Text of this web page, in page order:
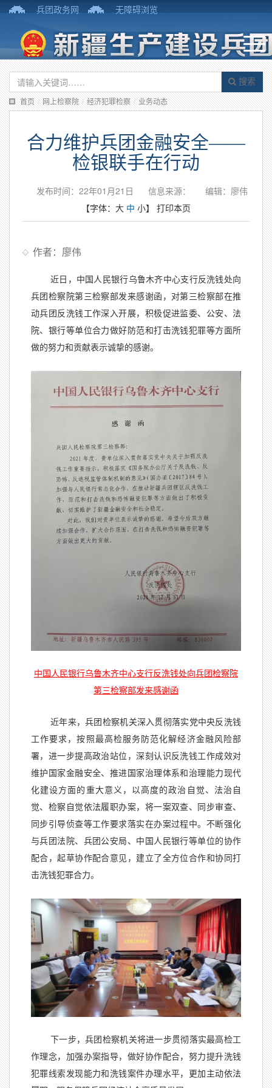
兵团政务网 无障碍浏览
搜索
首页 / 网上检察院 / 经济犯罪检察 / 业务动态
合力维护兵团金融安全——
检银联手在行动
发布时间：22年01月21日 信息来源：
编辑：廖伟
【字体： 大 中 小】 打印本页
作者：廖伟
近日，中国人民银行乌鲁木齐中心支行反洗钱处向
兵团检察院第三检察部发来感谢函，对第三检察部在推
动兵团反洗钱工作深入开展，积极促进监委、公安、法
院、银行等单位合力做好防范和打击洗钱犯罪等方面所
做的努力和贡献表示诚挚的感谢。
中国人民银行乌鲁木齐中心支行反洗钱处向兵团检察院
第三检察部发来感谢函
近年来，兵团检察机关深入贯彻落实党中央反洗钱
工作要求，按照最高检服务防范化解经济金融风险部
署，进一步提高政治站位，深刻认识反洗钱工作成效对
维护国家金融安全、推进国家治理体系和治理能力现代
化建设方面的重大意义，以高度的政治自觉、法治自
觉、检察自觉依法履职办案，将一案双查、同步审查、
同步引导侦查等工作要求落实在办案过程中。不断强化
与兵团法院、兵团公安局、中国人民银行等单位的协作
配合，起草协作配合意见，建立了全方位合作和协同打
击洗钱犯罪合力。
下一步，兵团检察机关将进一步贯彻落实最高检工
作理念，加强办案指导，做好协作配合，努力提升洗钱
犯罪线索发现能力和洗钱案件办理水平，更加主动依法